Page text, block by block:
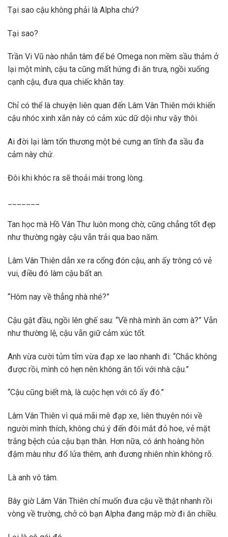
Tại sao cậu không phải là Alpha chứ?
Tại sao?
Trần Vi Vũ nào nhẫn tâm để bé Omega non mềm sầu thảm ở
lại một mình, cậu ta cũng mất hứng đi ăn trưa, ngồi xuống
cạnh cậu, đưa qua chiếc khăn tay.
Chỉ có thể là chuyện liên quan đến Lâm Vân Thiên mới khiến
cậu nhóc xinh xắn này có cảm xúc dữ dội như vậy thôi.
Ai đời lại làm tổn thương một bé cưng an tĩnh đa sầu đa
cảm này chứ.
Đôi khi khóc ra sẽ thoải mái trong lòng.
Tan học mà Hồ Vân Thư luôn mong chờ, cũng chẳng tốt đẹp
như thường ngày cậu vẫn trải qua bao năm.
Lâm Vân Thiên dẫn xe ra cổng đón cậu, anh ấy trông có vẻ
vui, điều đó làm cậu bất an.
“Hôm nay về thẳng nhà nhé?”
Cậu gật đầu, ngồi lên ghế sau: “Về nhà mình ăn cơm à?” Vẫn
như thường lệ, cậu vẫn giữ cảm xúc tốt.
Anh vừa cười tủm tỉm vừa đạp xe lao nhanh đi: “Chắc không
được rồi, mình có hẹn nên không ăn tối với nhà cậu.”
“Cậu cũng biết mà, là cuộc hẹn với cô ấy đó.”
Lâm Vân Thiên vì quá mãi mê đạp xe, liên thuyên nói về
người mình thích, không chú ý đến đôi mắt đỏ hoe, vẻ mặt
trắng bệch của cậu bạn thân. Hơn nữa, có ánh hoàng hôn
đậm màu như đổ lửa thêm, anh đương nhiên nhìn không rõ.
Là anh vô tâm.
Bây giờ Lâm Vân Thiên chỉ muốn đưa cậu về thật nhanh rồi
vòng về trường, chở cô bạn Alpha đang mập mờ đi ăn chiều.